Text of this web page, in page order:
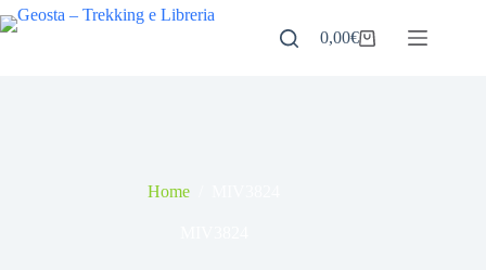
Salta
al
Carrello
0,00€
Home